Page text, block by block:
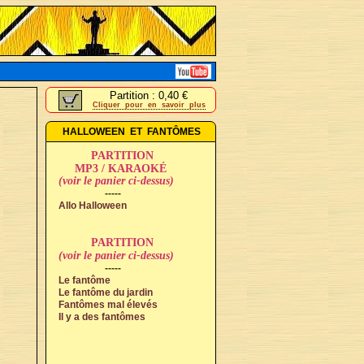
Partition : 0,40 €
Cliquer pour en savoir plus
HALLOWEEN ET FANTÔMES
PARTITION
MP3 / KARAOKÉ
(voir le panier ci-dessus)
-----
Allo Halloween
PARTITION
(voir le panier ci-dessus)
-----
Le fantôme
Le fantôme du jardin
Fantômes mal élevés
Il y a des fantômes